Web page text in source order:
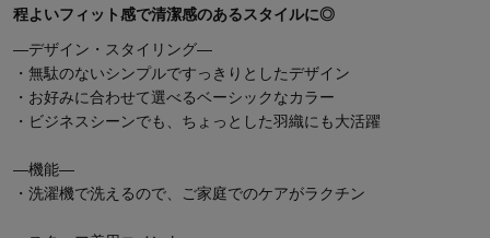
程よいフィット感で清潔感のあるスタイルに◎
―デザイン・スタイリング―
・無駄のないシンプルですっきりとしたデザイン
・お好みに合わせて選べるベーシックなカラー
・ビジネスシーンでも、ちょっとした羽織にも大活躍
―機能―
・洗濯機で洗えるので、ご家庭でのケアがラクチン